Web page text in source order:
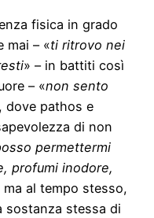
fisica in grado
mai – «ti ritrovo nei
» – in battiti così
– «non sento
dove pathos e
di non
permettermi
profumi inodore,
ma al tempo stesso,
sostanza stessa di